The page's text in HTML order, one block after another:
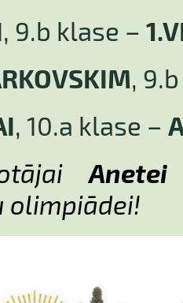
, 9.b klase –
,
, 10.a klase –
olimpiādei!